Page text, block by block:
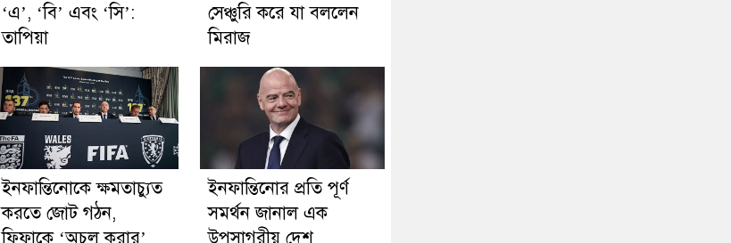
‘এ’, ‘বি’ এবং ‘সি’:
তাপিয়া
সেঞ্চুরি করে যা বললেন
মিরাজ
ইনফান্তিনোকে ক্ষমতাচ্যুত
করতে জোট গঠন,
ফিফাকে ‘অচল করার’
ইনফান্তিনোর প্রতি পূর্ণ
সমর্থন জানাল এক
উপসাগরীয় দেশ